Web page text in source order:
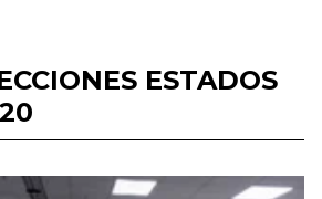
ESTADOS